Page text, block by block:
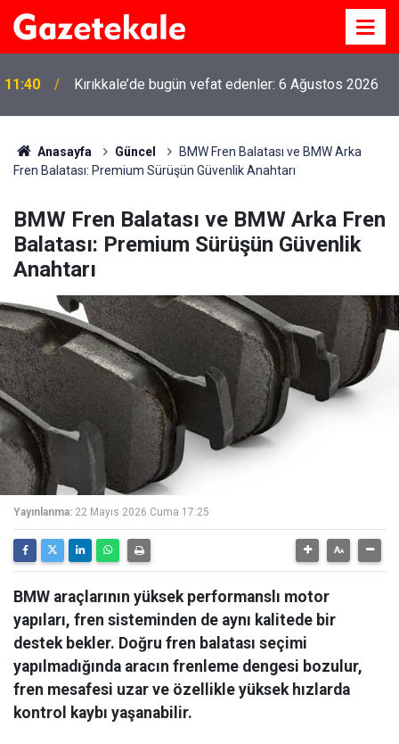
11:40 Kırıkkale’de bugün vefat edenler: 6 Ağustos 2026
Anasayfa Güncel
BMW Fren Balatası ve BMW Arka
Fren Balatası: Premium Sürüşün Güvenlik Anahtarı
BMW Fren Balatası ve BMW Arka Fren
Balatası: Premium Sürüşün Güvenlik
Anahtarı
Yayınlanma: 22 Mayıs 2026 Cuma 17:25
BMW araçlarının yüksek performanslı motor
yapıları, fren sisteminden de aynı kalitede bir
destek bekler. Doğru fren balatası seçimi
yapılmadığında aracın frenleme dengesi bozulur,
fren mesafesi uzar ve özellikle yüksek hızlarda
kontrol kaybı yaşanabilir.